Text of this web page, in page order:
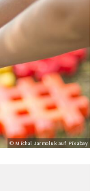
© Michal Jarmoluk auf Pixabay